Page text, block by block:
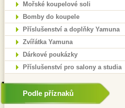
Mořské koupelové soli
Bomby do koupele
Příslušenství a doplňky Yamuna
Zvířátka Yamuna
Dárkové poukázky
Příslušenství pro salony a studia
Podle příznaků